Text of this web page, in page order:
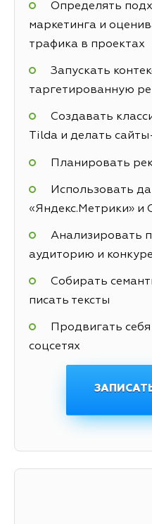
Определять
маркетинга и
трафика в проектах
Запускать
таргетированную
Создавать
Tilda и делать
Планировать
Использовать
«Яндекс.Метрики» и
Анализировать
аудиторию и
Собирать
писать тексты
Продвигать
соцсетях